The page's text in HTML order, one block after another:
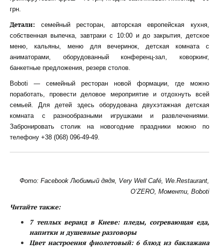
грн.
Детали: семейный ресторан, авторская европейская кухня,
собственная выпечка, завтраки с 10:00 и до закрытия, детское
меню, кальяны, меню для вечеринок, детская комната с
аниматорами, оборудованный конференц-зал, коворкинг,
банкетные предложения, резерв столов.
Boboti — семейный ресторан новой формации, где можно
поработать, провести деловое мероприятие и отдохнуть всей
семьей. Для детей здесь оборудована двухэтажная детская
комната с разнообразными игрушками и развлечениями.
Забронировать столик на новогодние праздники можно по
телефону +38 (068) 096-49-49.
Фото: Facebook Любимый дядя, Very Well Café, We.Restaurant,
O’ZERO, Моменти, Boboti
Читайте также:
7 теплых веранд в Киеве: пледы, согревающая еда,
напитки и душевные разговоры
Цвет настроения фиолетовый: 6 блюд из баклажана